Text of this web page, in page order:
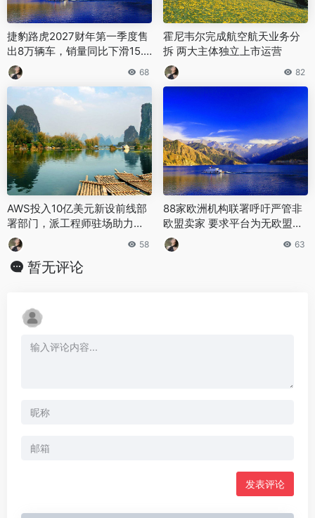
捷豹路虎2027财年第一季度售
出8万辆车，销量同比下滑15.
3%
68
霍尼韦尔完成航空航天业务分
拆 两大主体独立上市运营
82
AWS投入10亿美元新设前线部
署部门，派工程师驻场助力企
业45天落地Agentic AI
58
88家欧洲机构联署呼吁严管非
欧盟卖家 要求平台为无欧盟责
任人商品承担合规责任
63
暂无评论
发表评论